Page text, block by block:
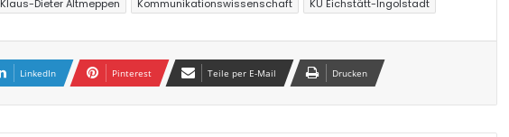
Klaus-Dieter Altmeppen Kommunikationswissenschaft KU Eichstätt-Ingolstadt
LinkedIn Pinterest Teile per E-Mail Drucken